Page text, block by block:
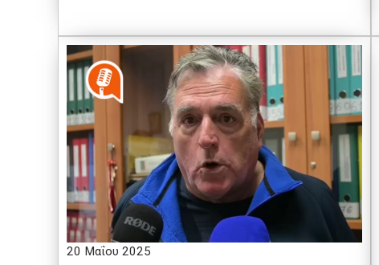
20 Μαΐου 2025